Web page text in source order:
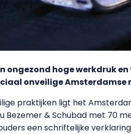
ongezond hoge werkdruk
onveilige
praktijken ligt het
Bezemer & Schubad met 70
een schriftelijke verklaring